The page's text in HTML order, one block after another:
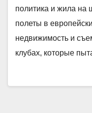
политика и жила на
полеты в
недвижимость и
клубах, которые